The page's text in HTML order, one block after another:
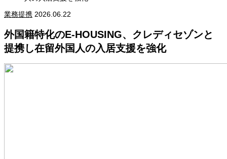
業務提携 2026.06.22
外国籍特化のE-HOUSING、クレディセゾンと
提携し在留外国人の入居支援を強化